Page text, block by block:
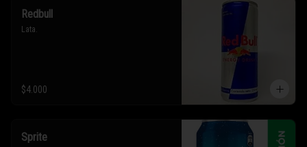
Redbull
Lata.
$4.000
Sprite